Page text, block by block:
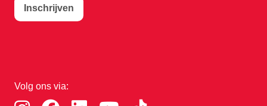
Inschrijven
Volg ons via: